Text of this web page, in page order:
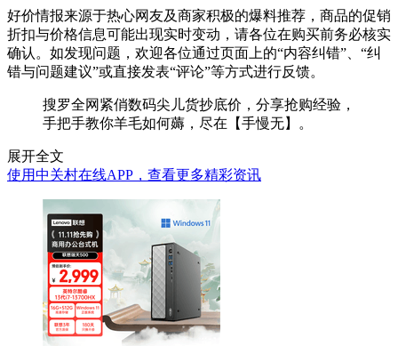
好价情报来源于热心网友及商家积极的爆料推荐，商品的促销
折扣与价格信息可能出现实时变动，请各位在购买前务必核实
确认。如发现问题，欢迎各位通过页面上的“内容纠错”、“纠
错与问题建议”或直接发表“评论”等方式进行反馈。
搜罗全网紧俏数码尖儿货抄底价，分享抢购经验，
手把手教你羊毛如何薅，尽在【手慢无】。
展开全文
使用中关村在线APP，查看更多精彩资讯